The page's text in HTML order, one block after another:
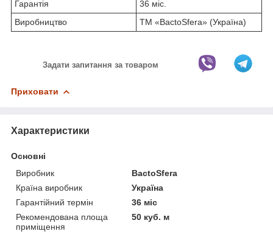
Гарантія
36 міс.
Виробництво
ТМ «BactoSfera» (Україна)
Задати запитання за товаром
Приховати
Характеристики
Основні
Виробник
BactoSfera
Країна виробник
Україна
Гарантійний термін
36 міс
Рекомендована площа
приміщення
50 куб. м